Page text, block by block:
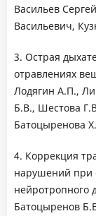
Васильев
Васильевич,
3. Острая
отравлениях
Лодягин А.П.,
Б.В., Шестова
Батоцыренова
4. Коррекция
нарушений при
нейротропного
Батоцыренов